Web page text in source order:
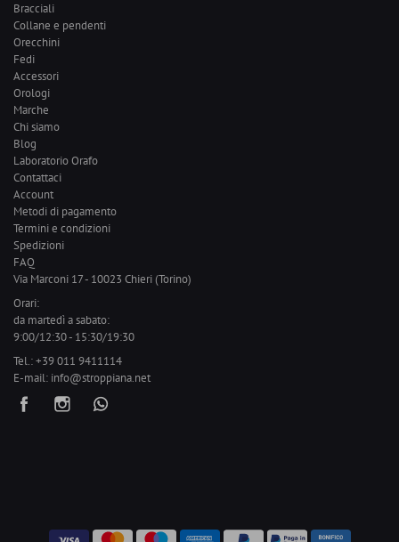
Bracciali
Collane e pendenti
Orecchini
Fedi
Accessori
Orologi
Marche
Chi siamo
Blog
Laboratorio Orafo
Contattaci
Account
Metodi di pagamento
Termini e condizioni
Spedizioni
FAQ
Via Marconi 17 - 10023 Chieri (Torino)
Orari:
da martedì a sabato:
9:00/12:30 - 15:30/19:30
Tel.:+39 011 9411114
E-mail: info@stroppiana.net